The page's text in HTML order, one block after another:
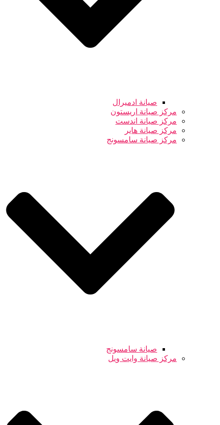
صيانة ادميرال
مركز صيانة اريستون
مركز صيانة اندست
مركز صيانة هاير
مركز صيانة سامسونج
صيانة سامسونج
مركز صيانة وايت ويل